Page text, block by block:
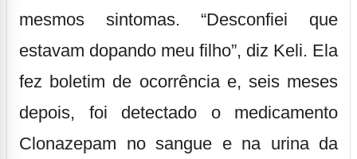
mesmos sintomas. “Desconfiei que
estavam dopando meu filho”, diz Keli. Ela
fez boletim de ocorrência e, seis meses
depois, foi detectado o medicamento
Clonazepam no sangue e na urina da